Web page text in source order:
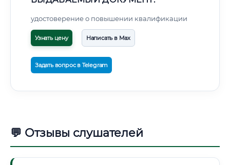
удостоверение о повышении квалификации
Узнать цену Написать в Max
Задать вопрос в Telegram
💬 Отзывы слушателей